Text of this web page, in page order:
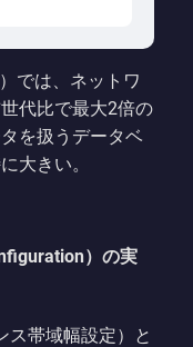
では、ネットワ
代比で最大2倍の
を扱うデータベ
大きい。
）の実
ス帯域幅設定）と